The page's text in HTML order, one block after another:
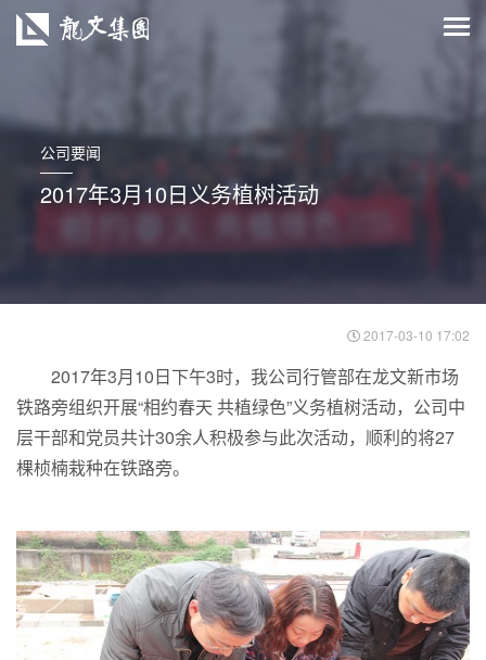
公司要闻
2017年3月10日义务植树活动
2017-03-10 17:02
2017年3月10日下午3时，我公司行管部在龙文新市场
铁路旁组织开展“相约春天 共植绿色”义务植树活动，公司中
层干部和党员共计30余人积极参与此次活动，顺利的将27
棵桢楠栽种在铁路旁。